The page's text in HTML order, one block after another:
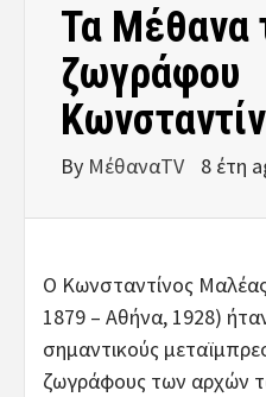
Τα Μέθανα
ζωγράφου
By ΜέθαναTV 8 έτη
O Κωνσταντίνος
1879 – Αθήνα, 1928)
σημαντικούς
ζωγράφους των αρχών